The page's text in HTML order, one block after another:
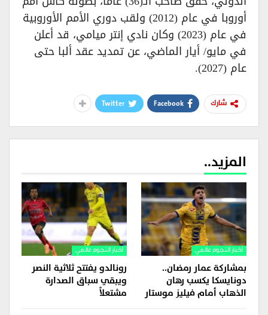
أوروبا في عام (2012) ولقب دوري الأمم الأوروبية
في عام (2023) وكان نادي إنتر ميامي، قد أعلن
في مايو/ أيار الماضي، عن تمديد عقد ألبا حتى
عام (2027).
شارك Facebook
Twitter
المزيد..
أخبار النجوم عالمي
بمشاركة عمار رمضان..
دونايسكا يكسب رهان
الذهاب أمام فيليز موستار
أخبار النجوم عالمي
رونالدو يفتتح ثلاثية النصر
ويبقي سباق الصدارة
مشتعلاً